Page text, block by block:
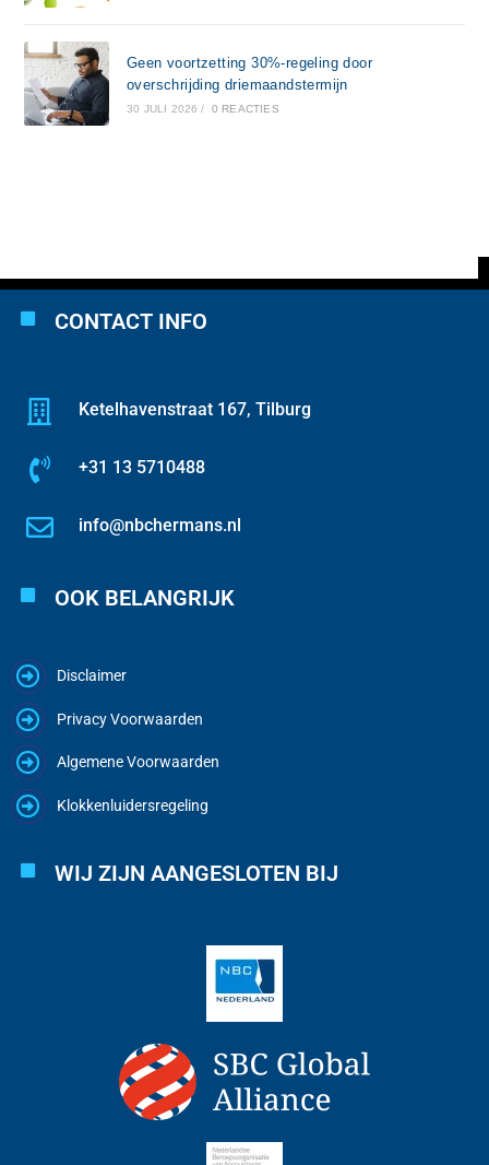
Geen voortzetting 30%-regeling door
overschrijding driemaandstermijn
30 JULI 2026 / 0 REACTIES
CONTACT INFO
Ketelhavenstraat 167, Tilburg
+31 13 5710488
info@nbchermans.nl
OOK BELANGRIJK
Disclaimer
Privacy Voorwaarden
Algemene Voorwaarden
Klokkenluidersregeling
WIJ ZIJN AANGESLOTEN BIJ